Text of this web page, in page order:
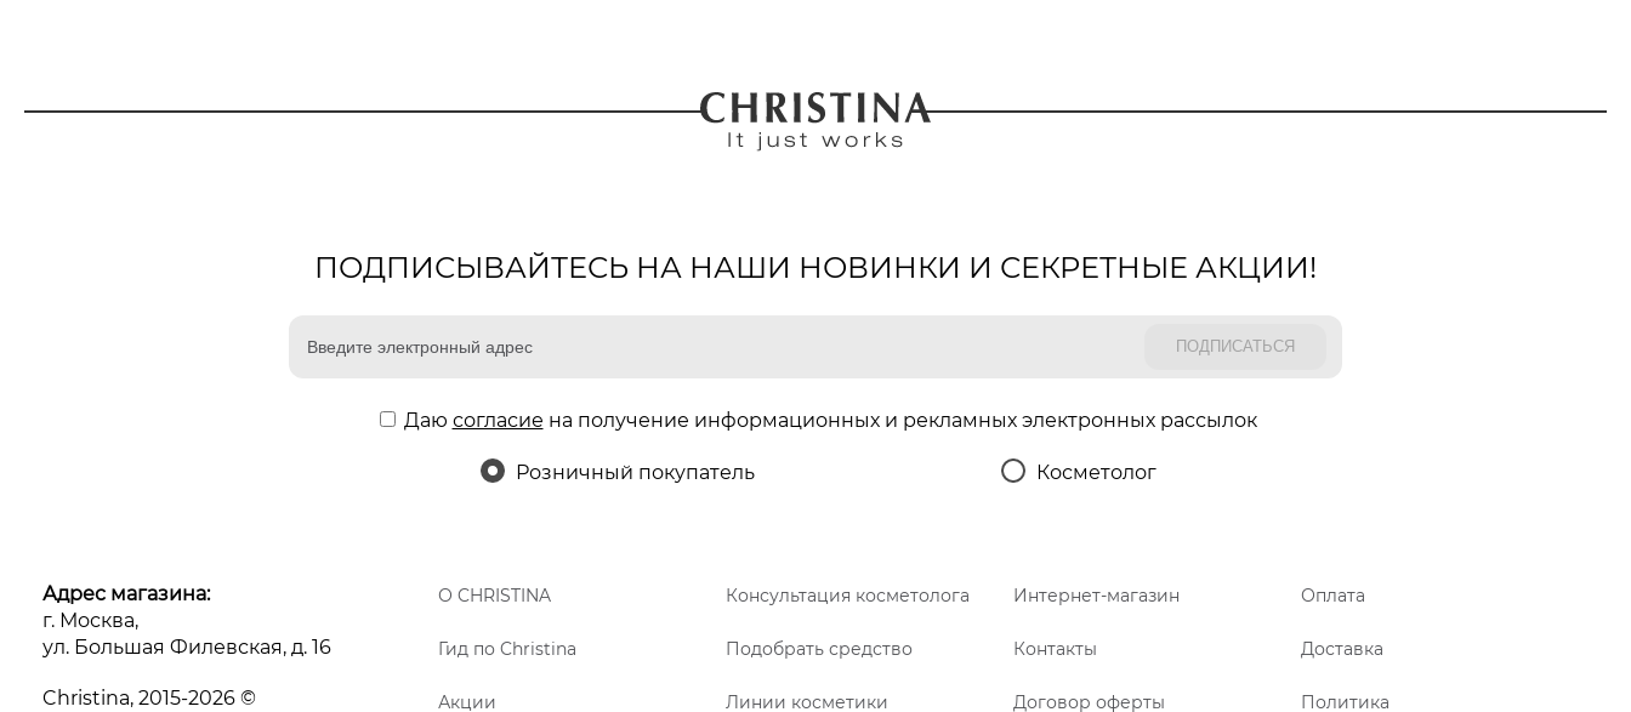
ПОДПИСЫВАЙТЕСЬ НА НАШИ НОВИНКИ И СЕКРЕТНЫЕ АКЦИИ!
Даю согласие на получение информационных и рекламных электронных рассылок
Розничный покупатель Косметолог
Адрес магазина:
г. Москва,
ул. Большая Филевская, д. 16
Christina, 2015-2026 ©
О CHRISTINA Консультация косметолога Интернет-магазин Оплата
Гид по Christina Подобрать средство Контакты Доставка
Акции Линии косметики Договор оферты Политика